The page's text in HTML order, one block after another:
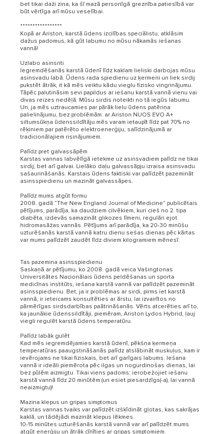
bet tikai daži zina, ka šī mazā personīgā greznība patiesībā var
būt vērtīga arī mūsu veselībai.
*****************
Kopā ar Ariston, karstā ūdens izcilības speciālistu, atklāsim
dažus padomus, kā gūt labumu no mūsu nākamās iešanas
vannā!
Uzlabo asinsriti
Iegremdēšanās karstā ūdenī līdz kaklam lieliski darbojas mūsu
asinsvadu labā. Ūdens rada spiedienu uz ķermeni un liek sirdij
pukstēt ātrāk, it kā mēs veiktu kādu vieglu fizisko vingrinājumu.
Tāpēc palutināsim sevi papildus ar iešanu karstā vannā vienu vai
divas reizes nedēļā. Mūsu sirdis noteikti no tā iegūs labumu.
Un, ja mēs uztraucamies par pārāk lielu ūdens patēriņa
palielinājumu, bez problēmām: ar Ariston NUOS EVO A+
siltumsūkņa ūdenssildītāju mēs varam ietaupīt līdz pat 70% no
rēķiniem par patērēto elektroenerģiju, salīdzinājumā ar
tradicionālajiem risinājumiem.
Palīdz pret galvassāpēm
Karstas vannas labvēlīgā ietekme uz asinsvadiem palīdz ne tikai
sirdij, bet arī galvai. Lielāko daļu galvassāpju izraisa asinsvadu
sašaurināšanās. Karstais ūdens faktiski var palīdzēt pazemināt
asinsspiedienu un mazināt galvassāpes.
Palīdz mums atgūt formu
2008. gadā ”The New England Journal of Medicine” publicētais
pētījums, parādīja, ka daudziem cilvēkiem, kuri cieš no 2. tipa
diabēta, izdevās samazināt glikozes līmeni, regulāri ejot
hidromasāžas vannās. Pētījums arī parādīja, ka 20-30 minūšu
uzturēšanās karstā vannā katru dienu sešas dienas pēc kārtas
var mums palīdzēt zaudēt līdz diviem kilogramiem mēnesī.
Tas pazemina asinsspiedienu
Saskaņā ar pētījumu, ko 2008. gadā veica Vašingtonas
Universitātes Nacionālais ūdens peldēšanas un sporta
medicīnas institūts, iešana karstā vannā var palīdzēt pazemināt
asinsspiedienu. Bet, ja ir problēmas ar sirdi, pirms iet karstā
vannā, ir ieteicams konsultēties ar ārstu, lai izvairītos no
pārmērīgas sirdsdarbības paātrināšanās. Vērts atcerēties arī to,
ka jaunākie ūdenssildītāji, piemēram, Ariston Lydos Hybrid, ļauj
viegli regulēt karstā ūdens temperatūru.
Palīdz labāk gulēt
Kad mēs iegremdējamies karstā ūdenī, pēkšņa ķermeņa
temperatūras paaugstināšanās palīdz atslābināt muskuļus, kam ir
ievērojams ne tikai fiziskais, bet arī garīgais labums. Iešana
vannā ir ideāli piemērota pēc ilgas un nogurdinošas dienas, lai
bez pūlēm aizmigtu. Tikai viens padoms: ierobežojiet iešanu
karstā vannā līdz 20 minūtēm (un esiet piesardzīgs(-a), lai vannā
neaizmigtu)!
Mazina klepus un gripas simptomus
Karstas vannas tvaiks var palīdzēt izšķīdināt gļotas, kas sakrājas
kaklā, un tādējādi mazināt klepus lēkmes.
10-15 minūtes uzturēšanās karstā vannā var arī palīdzēt mums
atgūt enerģiju un ātrāk cīnīties ar gripas simptomiem.